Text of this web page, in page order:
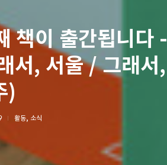
책이 출간됩니다 -
서, 서울 / 그래서,
)
활동, 소식